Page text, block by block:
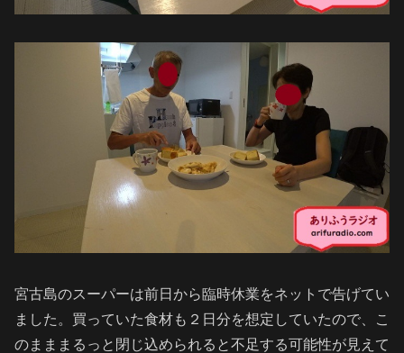
宮古島のスーパーは前日から臨時休業をネットで告げてい
ました。買っていた食材も２日分を想定していたので、こ
のまままるっと閉じ込められると不足する可能性が見えて